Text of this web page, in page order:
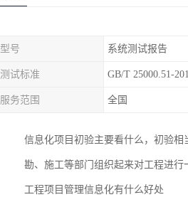
型号 系统测试报告
测试标准 GB/T 25000.51-
服务范围 全国
信息化项目初验主要看什么，初验
勘、施工等部门组织起来对工程进行
工程项目管理信息化有什么好处